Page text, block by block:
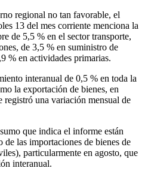
regional no tan favorable, el
13 del mes corriente menciona la
de 5,5 % en el sector transporte,
de 3,5 % en suministro de
% en actividades primarias.
interanual de 0,5 % en toda la
la exportación de bienes, en
registró una variación mensual de
que indica el informe están
las importaciones de bienes de
particularmente en agosto, que
interanual.